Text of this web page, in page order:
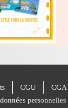
CGU CGA
personnelles